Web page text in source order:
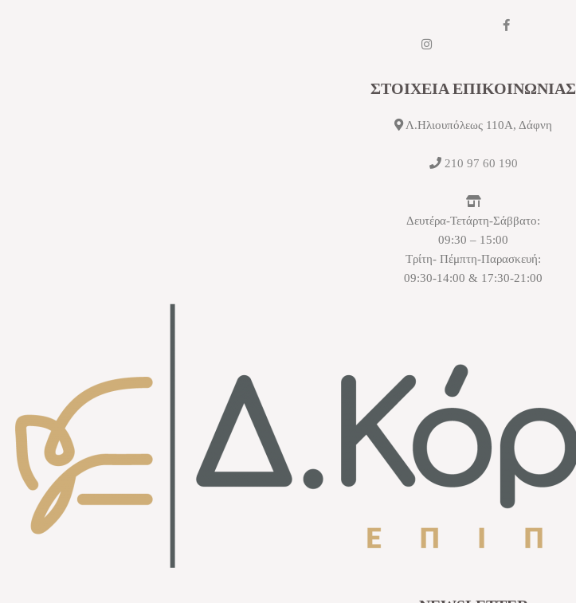
ΣΤΟΙΧΕΙΑ ΕΠΙΚΟΙΝΩΝΙΑΣ
Λ.Ηλιουπόλεως 110Α, Δάφνη
210 97 60 190
Δευτέρα-Τετάρτη-Σάββατο:
09:30 – 15:00
Τρίτη- Πέμπτη-Παρασκευή:
09:30-14:00 & 17:30-21:00